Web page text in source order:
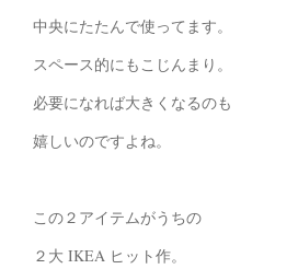
中央にたたんで使ってます。
スペース的にもこじんまり。
必要になれば大きくなるのも
嬉しいのですよね。
この２アイテムがうちの
２大 IKEA ヒット作。